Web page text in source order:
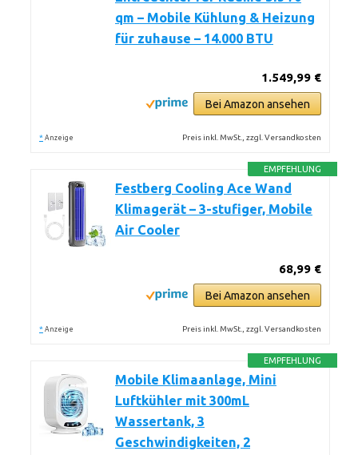
qm – Mobile Kühlung & Heizung
für zuhause – 14.000 BTU
1.549,99 €
Bei Amazon ansehen
* Anzeige Preis inkl. MwSt., zzgl. Versandkosten
EMPFEHLUNG
Festberg Cooling Ace Wand
Klimagerät – 3-stufiger, Mobile
Air Cooler
68,99 €
Bei Amazon ansehen
* Anzeige Preis inkl. MwSt., zzgl. Versandkosten
EMPFEHLUNG
Mobile Klimaanlage, Mini
Luftkühler mit 300mL
Wassertank, 3
Geschwindigkeiten, 2